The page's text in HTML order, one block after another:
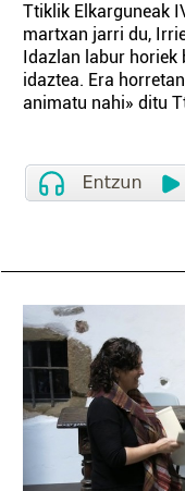
Ttiklik Elkarguneak
martxan jarri du,
Idazlan labur
idaztea. Era
animatu nahi» ditu